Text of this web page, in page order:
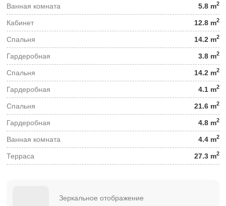
Ванная комната 5.8 m2
Кабинет 12.8 m2
Спальня 14.2 m2
Гардеробная 3.8 m2
Спальня 14.2 m2
Гардеробная 4.1 m2
Спальня 21.6 m2
Гардеробная 4.8 m2
Ванная комната 4.4 m2
Терраса 27.3 m2
Зеркальное отображение